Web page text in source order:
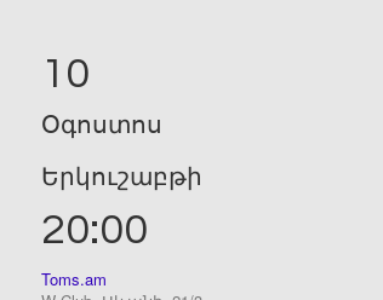
10
Օգոստոս
Երկուշաբթի
20:00
Toms.am